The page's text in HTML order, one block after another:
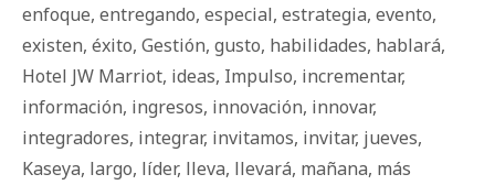
enfoque, entregando, especial, estrategia, evento,
existen, éxito, Gestión, gusto, habilidades, hablará,
Hotel JW Marriot, ideas, Impulso, incrementar,
información, ingresos, innovación, innovar,
integradores, integrar, invitamos, invitar, jueves,
Kaseya, largo, líder, lleva, llevará, mañana, más